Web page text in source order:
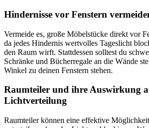
Hindernisse vor Fenstern
Vermeide es, große Möbelstücke direkt vor
da jedes Hindernis wertvolles Tageslicht
den Raum wirft. Stattdessen solltest du
Schränke und Bücherregale an die Wände
Winkel zu deinen Fenstern stehen.
Raumteiler und ihre Auswirkung
Lichtverteilung
Raumteiler können eine effektive